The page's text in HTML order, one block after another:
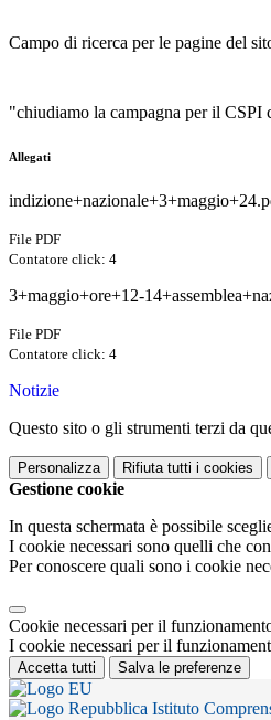
Campo di ricerca per le pagine del
"chiudiamo la campagna per il CSPI
Allegati
File PDF
Contatore click: 4
3+maggio+ore+12-
File PDF
Contatore click: 4
Notizie
Questo sito o gli strumenti terzi da
Personalizza Rifiuta tutti i cookies
Gestione cookie
In questa schermata è possibile
I cookie necessari sono quelli che
Per conoscere quali sono i cookie
Cookie necessari per il
I cookie necessari per il
Accetta tutti Salva le preferenze
Istituto